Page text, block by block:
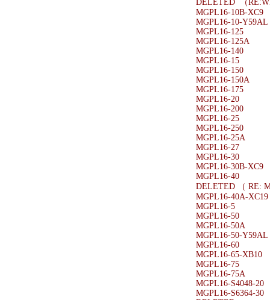
DELETED （
MGPL16-10B-XC9
MGPL16-10-Y59AL
MGPL16-125
MGPL16-125A
MGPL16-140
MGPL16-15
MGPL16-150
MGPL16-150A
MGPL16-175
MGPL16-20
MGPL16-200
MGPL16-25
MGPL16-250
MGPL16-25A
MGPL16-27
MGPL16-30
MGPL16-30B-XC9
MGPL16-40
DELETED （ RE:
MGPL16-40A-XC19
MGPL16-5
MGPL16-50
MGPL16-50A
MGPL16-50-Y59AL
MGPL16-60
MGPL16-65-XB10
MGPL16-75
MGPL16-75A
MGPL16-S4048-20
MGPL16-S6364-30